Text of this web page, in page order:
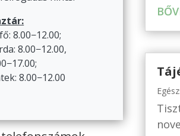
8.00−12.00;
8.00−12.00,
8.00−12.00